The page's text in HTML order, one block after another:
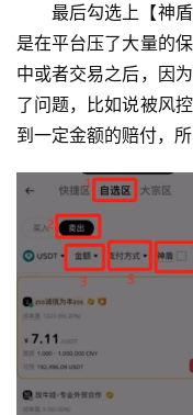
最后勾选上【神
是在平台压了大量的
中或者交易之后，因
了问题，比如说被风
到一定金额的赔付，